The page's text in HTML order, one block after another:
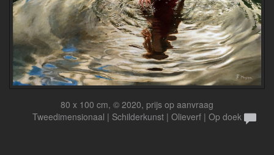
80 x 100 cm, © 2020, prijs op aanvraag
Tweedimensionaal | Schilderkunst | Olieverf | Op doek